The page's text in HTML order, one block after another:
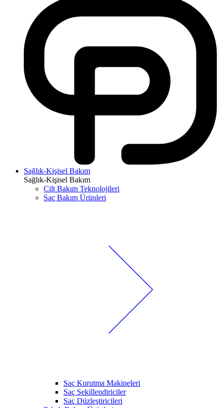
Sağlık-Kişisel Bakım
Sağlık-Kişisel Bakım
Cilt Bakım Teknolojileri
Saç Bakım Ürünleri
Saç Kurutma Makineleri
Saç Şekillendiriciler
Saç Düzleştiricileri